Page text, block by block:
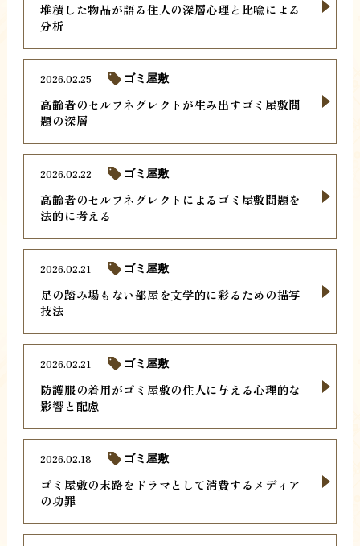
堆積した物品が語る住人の深層心理と比喩による
分析
高齢者のセルフネグレクトが生み出すゴミ屋敷問
題の深層
2026.02.25 ゴミ屋敷
高齢者のセルフネグレクトによるゴミ屋敷問題を
法的に考える
2026.02.22 ゴミ屋敷
足の踏み場もない部屋を文学的に彩るための描写
技法
2026.02.21 ゴミ屋敷
防護服の着用がゴミ屋敷の住人に与える心理的な
影響と配慮
2026.02.21 ゴミ屋敷
ゴミ屋敷の末路をドラマとして消費するメディア
の功罪
2026.02.18 ゴミ屋敷